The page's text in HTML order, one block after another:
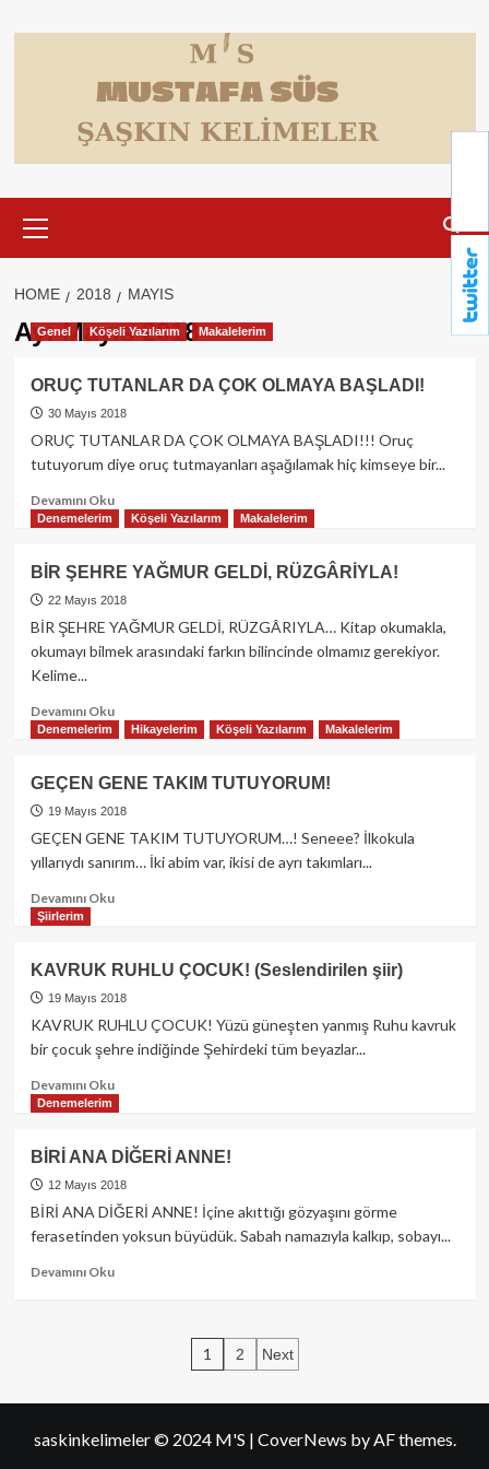
to
Menu
HOME 2018 MAYIS
Ay:Mayıs 2018
Genel Köşeli Yazılarım Makalelerim
ORUÇ TUTANLAR DA ÇOK OLMAYA BAŞLADI!
30 Mayıs 2018
ORUÇ TUTANLAR DA ÇOK OLMAYA BAŞLADI!!! Oruç
tutuyorum diye oruç tutmayanları aşağılamak hiç kimseye bir...
Devamını OkuRead
more
TUTANLAR
DA
ÇOK
OLMAYA
Denemelerim Köşeli Yazılarım Makalelerim
BİR ŞEHRE YAĞMUR GELDİ, RÜZGÂRİYLA!
22 Mayıs 2018
BİR ŞEHRE YAĞMUR GELDİ, RÜZGÂRIYLA… Kitap okumakla,
okumayı bilmek arasındaki farkın bilincinde olmamız gerekiyor.
Kelime...
Devamını OkuRead
more
ŞEHRE
YAĞMUR
GELDİ,
RÜZGÂRİYLA!
Denemelerim Hikayelerim Köşeli Yazılarım Makalelerim
GEÇEN GENE TAKIM TUTUYORUM!
19 Mayıs 2018
GEÇEN GENE TAKIM TUTUYORUM…! Seneee? İlkokula
yıllarıydı sanırım… İki abim var, ikisi de ayrı takımları...
Devamını OkuRead
GENE
TAKIM
TUTUYORUM!
Şiirlerim
KAVRUK RUHLU ÇOCUK! (Seslendirilen şiir)
19 Mayıs 2018
KAVRUK RUHLU ÇOCUK! Yüzü güneşten yanmış Ruhu kavruk
bir çocuk şehre indiğinde Şehirdeki tüm beyazlar...
Devamını OkuRead
KAVRUK
RUHLU
ÇOCUK!
(Seslendirilen
Denemelerim
BİRİ ANA DİĞERİ ANNE!
12 Mayıs 2018
BİRİ ANA DİĞERİ ANNE! İçine akıttığı gözyaşını görme
ferasetinden yoksun büyüdük. Sabah namazıyla kalkıp, sobayı...
Devamını OkuRead
Yazı
1 2 Next
saskinkelimeler © 2024 M'S | CoverNews by AF themes.